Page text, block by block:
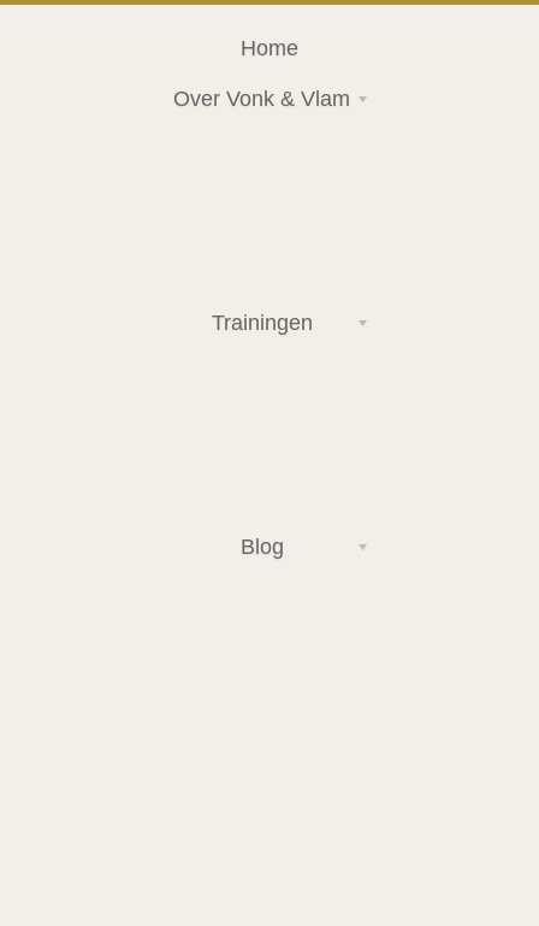
Home
Over Vonk & Vlam
Trainingen
Blog